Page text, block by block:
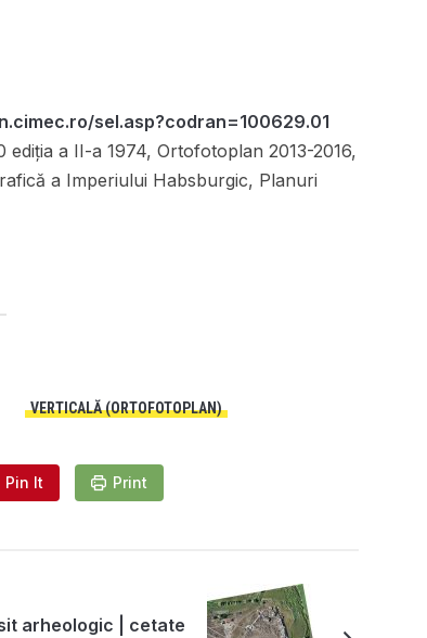
sel.asp?codran=100629.01
a II-a 1974, Ortofotoplan 2013-2016,
a Imperiului Habsburgic, Planuri
VERTICALĂ (ORTOFOTOPLAN)
Pin It Print
arheologic | cetate